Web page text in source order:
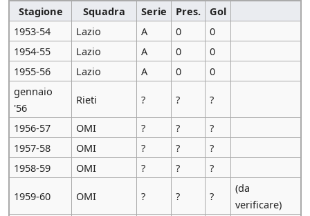
Stagione Squadra Serie Pres.
Gol
1953-54
Lazio A 0
0
1954-55
Lazio A 0
0
1955-56
Lazio A 0
0
gennaio
'56
Rieti ? ? ?
1956-57 OMI ? ?
?
1957-58
OMI ? ?
?
1958-59
OMI ? ? ?
1959-60 OMI ? ? ?
(da
verificare)